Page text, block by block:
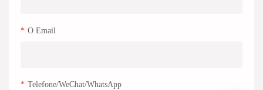
O Email
Telefone/WeChat/WhatsApp